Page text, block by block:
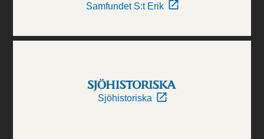
Samfundet S:t Erik
Sjöhistoriska